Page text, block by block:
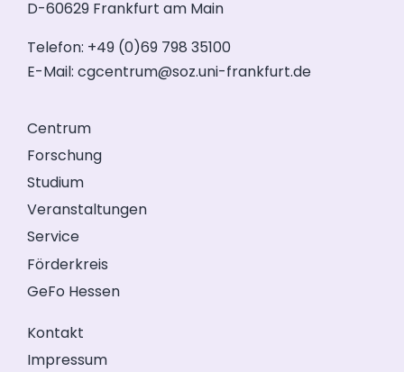
D-60629 Frankfurt am Main
Telefon: +49 (0)69 798 35100
E-Mail: cgcentrum@soz.uni-frankfurt.de
Centrum
Forschung
Studium
Veranstaltungen
Service
Förderkreis
GeFo Hessen
Kontakt
Impressum